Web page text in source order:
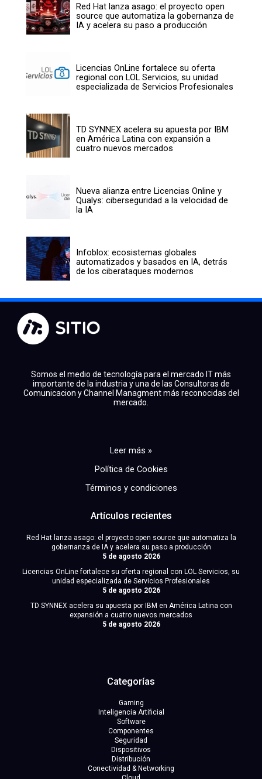
Red Hat lanza asago: el proyecto open
source que automatiza la gobernanza de
IA y acelera su paso a producción
Licencias OnLine fortalece su oferta
regional con LOL Servicios, su unidad
especializada de Servicios Profesionales
TD SYNNEX acelera su apuesta por IBM
en América Latina con expansión a
cuatro nuevos mercados
Nueva alianza entre Licencias Online y
Qualys: ciberseguridad a la velocidad de
la IA
Infoblox: ecosistemas globales
automatizados y basados en IA, detrás
de los ciberataques modernos
Somos el medio de tecnología para el mercado IT más
importante de la industria y una de las Consultoras de
Comunicacion y Channel Managment más reconocidas del
mercado.
Leer más »
Política de Cookies
Términos y condiciones
Artículos recientes
Red Hat lanza asago: el proyecto open source que automatiza la
gobernanza de IA y acelera su paso a producción
5 de agosto 2026
Licencias OnLine fortalece su oferta regional con LOL Servicios, su
unidad especializada de Servicios Profesionales
5 de agosto 2026
TD SYNNEX acelera su apuesta por IBM en América Latina con
expansión a cuatro nuevos mercados
5 de agosto 2026
Categorías
Gaming
Inteligencia Artificial
Software
Componentes
Seguridad
Dispositivos
Distribución
Conectividad & Networking